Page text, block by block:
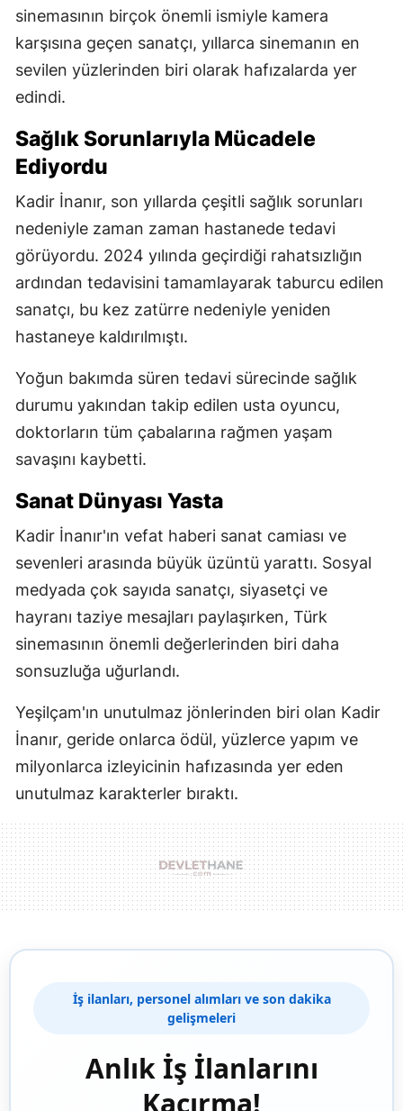
sinemasının birçok önemli ismiyle kamera
karşısına geçen sanatçı, yıllarca sinemanın en
sevilen yüzlerinden biri olarak hafızalarda yer
edindi.
Sağlık Sorunlarıyla Mücadele
Ediyordu
Kadir İnanır, son yıllarda çeşitli sağlık sorunları
nedeniyle zaman zaman hastanede tedavi
görüyordu. 2024 yılında geçirdiği rahatsızlığın
ardından tedavisini tamamlayarak taburcu edilen
sanatçı, bu kez zatürre nedeniyle yeniden
hastaneye kaldırılmıştı.
Yoğun bakımda süren tedavi sürecinde sağlık
durumu yakından takip edilen usta oyuncu,
doktorların tüm çabalarına rağmen yaşam
savaşını kaybetti.
Sanat Dünyası Yasta
Kadir İnanır'ın vefat haberi sanat camiası ve
sevenleri arasında büyük üzüntü yarattı. Sosyal
medyada çok sayıda sanatçı, siyasetçi ve
hayranı taziye mesajları paylaşırken, Türk
sinemasının önemli değerlerinden biri daha
sonsuzluğa uğurlandı.
Yeşilçam'ın unutulmaz jönlerinden biri olan Kadir
İnanır, geride onlarca ödül, yüzlerce yapım ve
milyonlarca izleyicinin hafızasında yer eden
unutulmaz karakterler bıraktı.
İş ilanları, personel alımları ve son dakika
gelişmeleri
Anlık İş İlanlarını
Kaçırma!